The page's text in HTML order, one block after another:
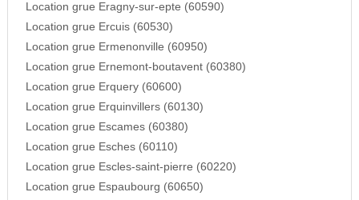
Location grue Eragny-sur-epte (60590)
Location grue Ercuis (60530)
Location grue Ermenonville (60950)
Location grue Ernemont-boutavent (60380)
Location grue Erquery (60600)
Location grue Erquinvillers (60130)
Location grue Escames (60380)
Location grue Esches (60110)
Location grue Escles-saint-pierre (60220)
Location grue Espaubourg (60650)